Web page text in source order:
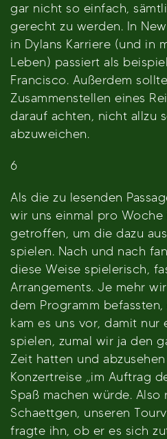
gar nicht so einfach,
gerecht zu werden. In
in Dylans Karriere (und in
Leben) passiert als
Francisco. Außerdem
Zusammenstellen eines
darauf achten, nicht allzu
abzuweichen.
6
Als die zu lesenden
wir uns einmal pro Woche
getroffen, um die dazu
spielen. Nach und nach
diese Weise spielerisch,
Arrangements. Je mehr
dem Programm
kam es uns vor, damit nur
spielen, zumal wir ja den
Zeit hatten und
Konzertreise „im Auftrag
Spaß machen würde. Also
Schaettgen, unseren
fragte ihn, ob er es sich